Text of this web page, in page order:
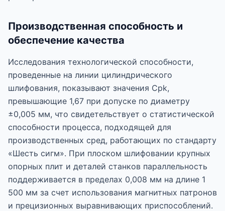
Производственная способность и
обеспечение качества
Исследования технологической способности,
проведенные на линии цилиндрического
шлифования, показывают значения Cpk,
превышающие 1,67 при допуске по диаметру
±0,005 мм, что свидетельствует о статистической
способности процесса, подходящей для
производственных сред, работающих по стандарту
«Шесть сигм». При плоском шлифовании крупных
опорных плит и деталей станков параллельность
поддерживается в пределах 0,008 мм на длине 1
500 мм за счет использования магнитных патронов
и прецизионных выравнивающих приспособлений.